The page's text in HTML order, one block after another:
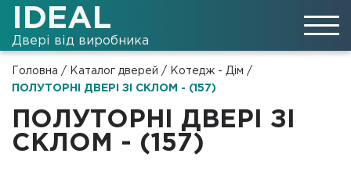
IDEAL
Двері від виробника
Головна / Каталог дверей / Котедж - Дім /
ПОЛУТОРНІ ДВЕРІ ЗІ СКЛОМ - (157)
ПОЛУТОРНІ ДВЕРІ ЗІ
СКЛОМ - (157)